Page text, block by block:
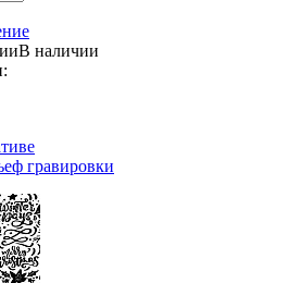
В наличии
гравировки